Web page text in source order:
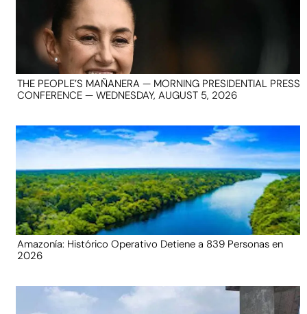
THE PEOPLE’S MAÑANERA — MORNING PRESIDENTIAL PRESS
CONFERENCE — WEDNESDAY, AUGUST 5, 2026
Amazonía: Histórico Operativo Detiene a 839 Personas en
2026